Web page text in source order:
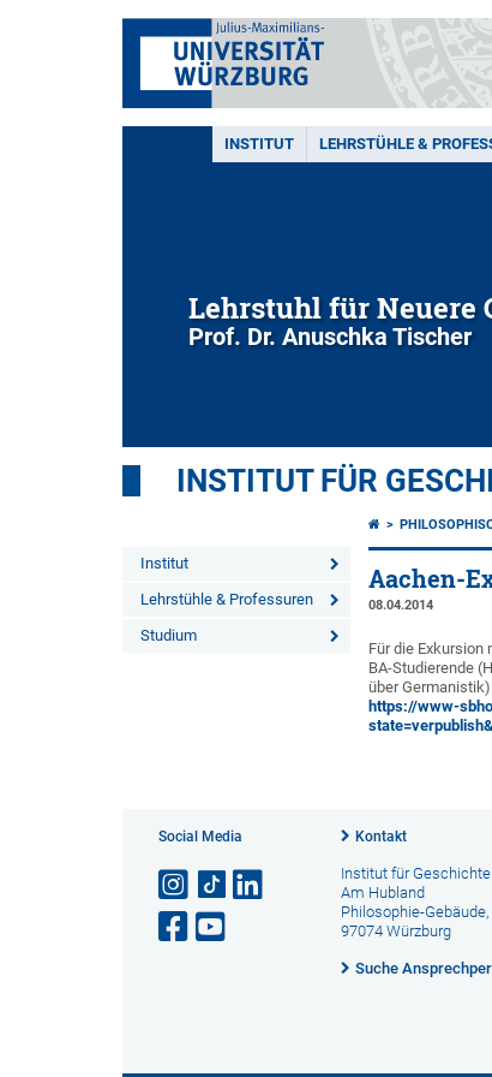
INSTITUT LEHRSTÜHLE &
Lehrstuhl für Neuere
Prof. Dr. Anuschka Tischer
INSTITUT FÜR
Institut
Lehrstühle & Professuren
Studium
Aachen-
08.04.2014
Für die
BA-Studierende
über
https://www-
Social Media Kontakt
Institut für Geschichte
Am Hubland
Philosophie-Gebäude,
97074 Würzburg
Suche